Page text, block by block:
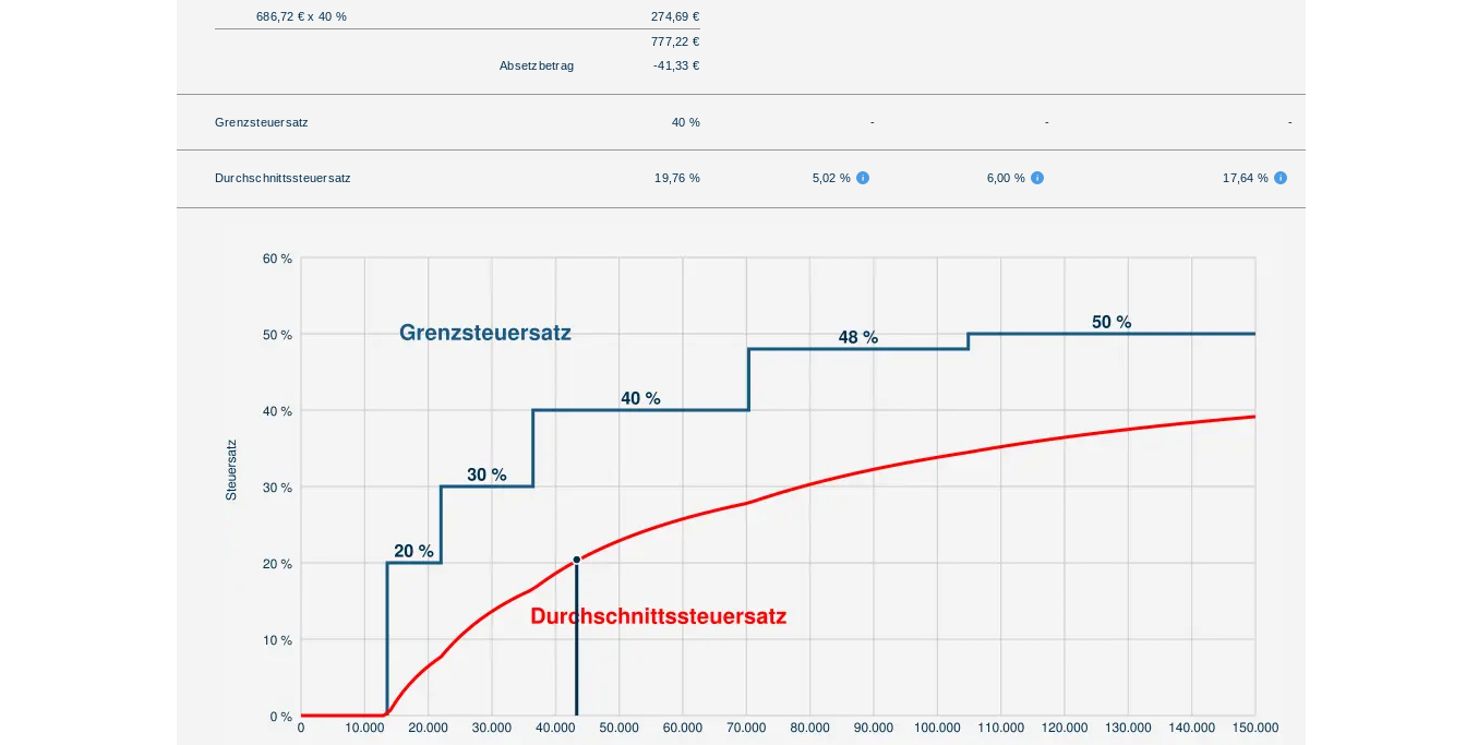
686,72 € x 40 %
274,69 €
777,22 €
Absetzbetrag
-41,33 €
Grenzsteuersatz 40 % - - -
Durchschnittssteuersatz 19,76 % 5,02 % 6,00 % 17,64 %